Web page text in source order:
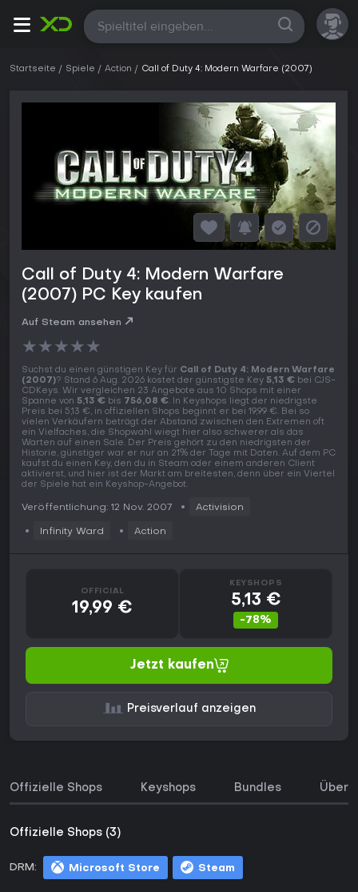
Alle
Startseite Spiele Action Call of Duty 4: Modern Warfare (2007)
Call of Duty 4: Modern Warfare
(2007) PC Key kaufen
Auf Steam ansehen
★★★★★
Suchst du einen günstigen Key für Call of Duty 4: Modern Warfare
(2007)? Stand 6 Aug. 2026 kostet der günstigste Key 5,13 € bei CJS-
CDKeys. Wir vergleichen 23 Angebote aus 10 Shops mit einer
Spanne von 5,13 € bis 756,08 €. In Keyshops liegt der niedrigste
Preis bei 5,13 €, in offiziellen Shops beginnt er bei 19,99 €. Bei so
vielen Verkäufern beträgt der Abstand zwischen den Extremen oft
ein Vielfaches, die Shopwahl wiegt hier also schwerer als das
Warten auf einen Sale. Der Preis gehört zu den niedrigsten der
Historie, günstiger war er nur an 21% der Tage mit Daten. Auf dem PC
kaufst du einen Key, den du in Steam oder einem anderen Client
aktivierst, und hier ist der Markt am breitesten, denn über ein Viertel
der Spiele hat ein Keyshop-Angebot.
Veröffentlichung: 12 Nov. 2007 Activision
Infinity Ward Action
OFFICIAL
19,99 €
KEYSHOPS
5,13 €
-78%
Jetzt kaufen
Preisverlauf anzeigen
Offizielle Shops Keyshops Bundles Über
Offizielle Shops (3)
DRM: Microsoft Store Steam